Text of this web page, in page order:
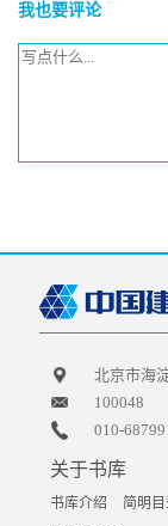
我也要评论
北京市海
100048
010-
关于书库
书库介绍 简明